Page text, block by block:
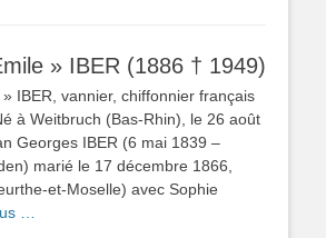
» IBER (1886 † 1949)
IBER, vannier, chiffonnier français
à Weitbruch (Bas-Rhin), le 26 août
Georges IBER (6 mai 1839 –
marié le 17 décembre 1866,
et-Moselle) avec Sophie
…